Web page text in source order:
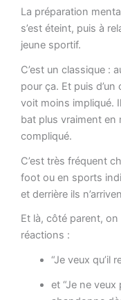
La préparation
s’est éteint, puis à
jeune sportif.
C’est un classique :
pour ça. Et puis
voit moins impliqué. Il
bat plus vraiment en
compliqué.
C’est très fréquent
foot ou en sports
et derrière ils
Et là, côté parent,
réactions :
“Je veux qu’il
et “Je ne veux